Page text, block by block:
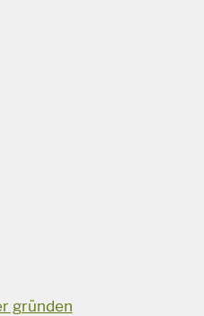
gründen